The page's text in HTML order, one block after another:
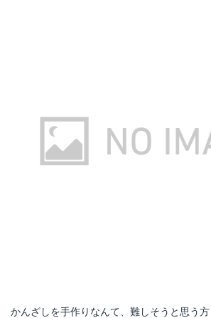
かんざしを手作りなんて、難しそうと思う